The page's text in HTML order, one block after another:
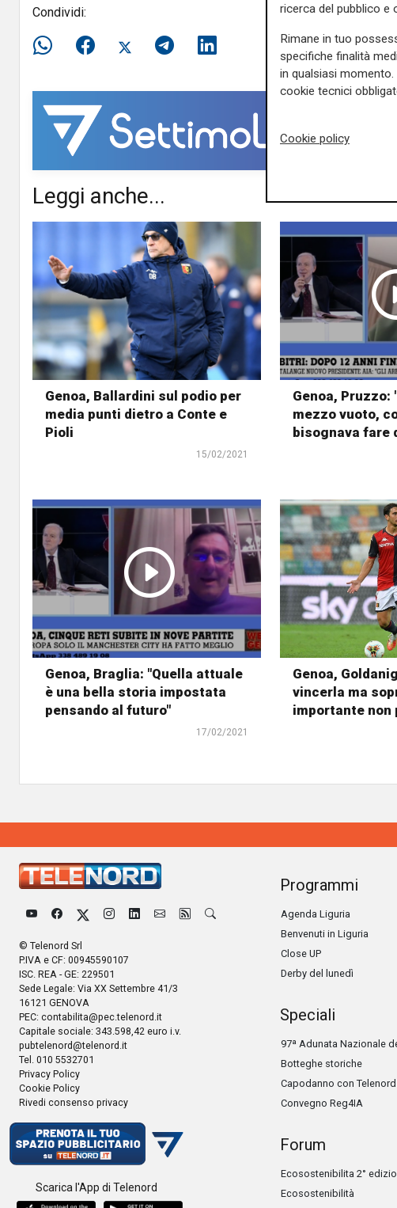
Condividi:
Leggi anche...
Genoa, Ballardini sul podio per
media punti dietro a Conte e
Pioli
15/02/2021
Genoa,
mezzo vuoto,
bisognava fare
Genoa, Braglia: "Quella attuale
è una bella storia impostata
pensando al futuro"
17/02/2021
Genoa,
vincerla ma
importante non
© Telenord Srl
P.IVA e CF: 00945590107
ISC. REA - GE: 229501
Sede Legale: Via XX Settembre 41/3
16121 GENOVA
PEC: contabilita@pec.telenord.it
Capitale sociale: 343.598,42 euro i.v.
pubtelenord@telenord.it
Tel. 010 5532701
Privacy Policy
Cookie Policy
Rivedi consenso privacy
Scarica l'App di Telenord
Programmi
Agenda Liguria
Benvenuti in Liguria
Close UP
Derby del lunedì
Speciali
97ª Adunata Nazionale
Botteghe storiche
Capodanno con Telenord
Convegno Reg4IA
Forum
Ecosostenibilita 2°
Ecosostenibilità
ricerca del pubblico e
Rimane in tuo
specifiche finalità
in qualsiasi
cookie tecnici
Cookie policy